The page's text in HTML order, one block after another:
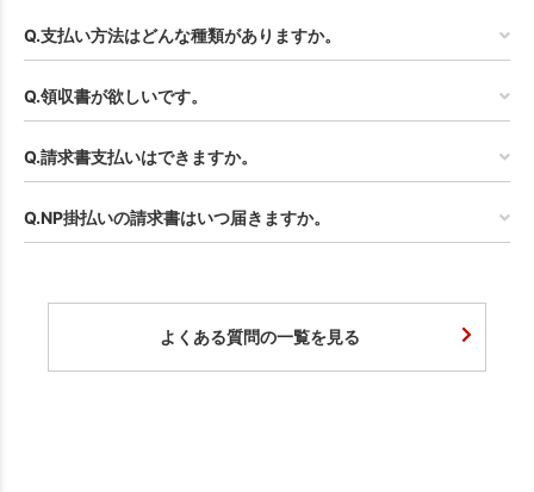
Q.支払い方法はどんな種類がありますか。
Q.領収書が欲しいです。
Q.請求書支払いはできますか。
Q.NP掛払いの請求書はいつ届きますか。
よくある質問の一覧を見る